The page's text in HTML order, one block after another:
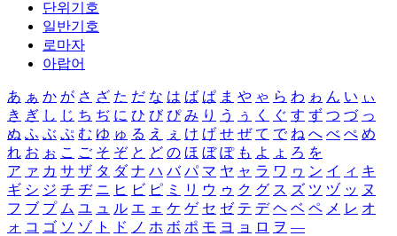
단위기호
일반기호
로마자
아랍어
あ ぁ か が さ ざ た だ な は ば ぱ ま や ゃ ら わ ゎ ん い ぃ
き ぎ し じ ち ぢ に ひ び ぴ み り う ぅ く ぐ す ず つ づ っ
ぬ ふ ぶ ぷ む ゆ ゅ る え ぇ け げ せ ぜ て で ね へ べ ぺ め
れ お ぉ こ ご そ ぞ と ど の ほ ぼ ぽ も よ ょ ろ を
ア ァ カ サ ザ タ ダ ナ ハ バ パ マ ヤ ャ ラ ワ ヮ ン イ ィ キ
ギ シ ジ チ ヂ ニ ヒ ビ ピ ミ リ ウ ゥ ク グ ス ズ ツ ヅ ッ ヌ
フ ブ プ ム ユ ュ ル エ ェ ケ ゲ セ ゼ テ デ ヘ ベ ペ メ レ オ
ォ コ ゴ ソ ゾ ト ド ノ ホ ボ ポ モ ヨ ョ ロ ヲ ―